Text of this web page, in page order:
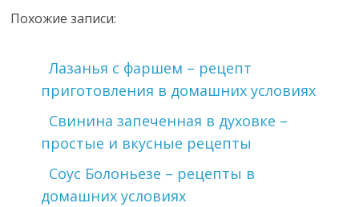
Похожие записи:
Лазанья с фаршем – рецепт
приготовления в домашних условиях
Свинина запеченная в духовке –
простые и вкусные рецепты
Соус Болоньезе – рецепты в
домашних условиях